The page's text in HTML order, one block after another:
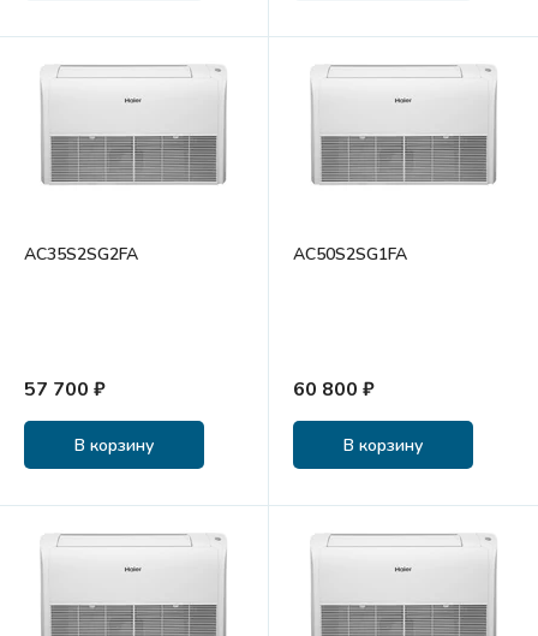
AC35S2SG2FA
57 700 ₽
В корзину
AC50S2SG1FA
60 800 ₽
В корзину